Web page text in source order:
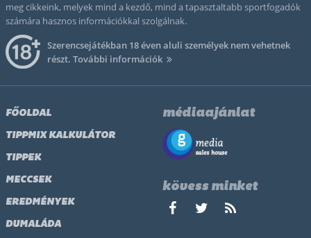
meg cikkeink, melyek mind a kezdő, mind a tapasztaltabb sportfogadók
számára hasznos információkkal szolgálnak.
Szerencsejátékban 18 éven aluli személyek nem vehetnek
részt. További információk
FŐOLDAL
TIPPMIX KALKULÁTOR
TIPPEK
MECCSEK
EREDMÉNYEK
DUMALÁDA
médiaajánlat
kövess minket